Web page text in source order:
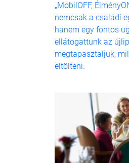
„MobilOFF,
nemcsak a családi
hanem egy fontos
ellátogattunk az
megtapasztaljuk,
eltölteni.